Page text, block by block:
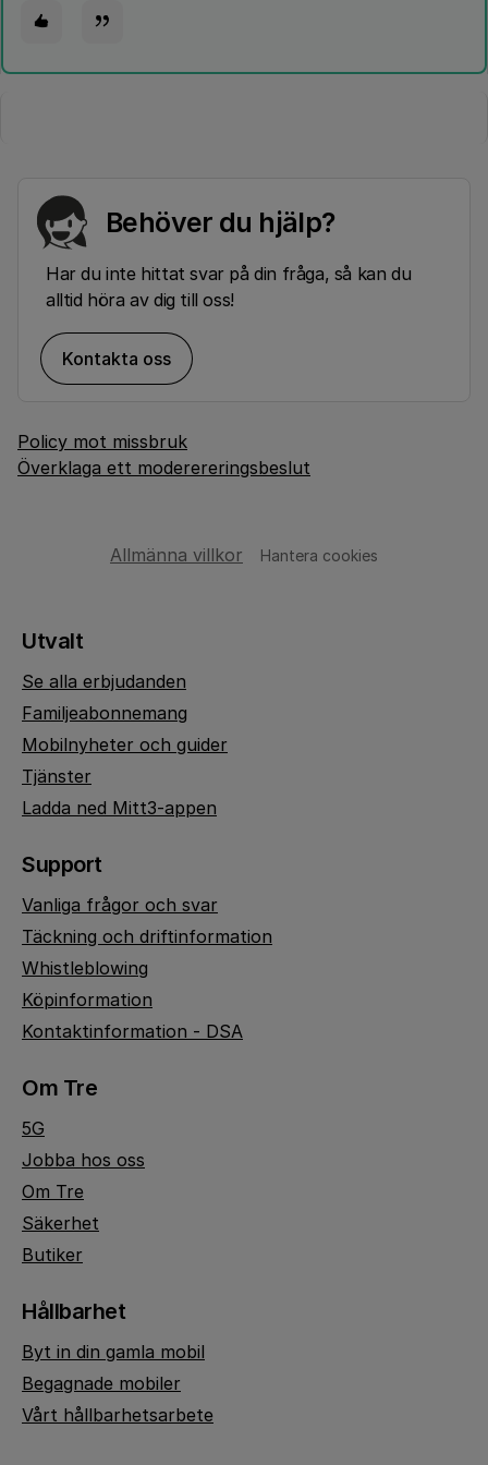
Behöver du hjälp?
Har du inte hittat svar på din fråga, så kan du
alltid höra av dig till oss!
Kontakta oss
Policy mot missbruk
Överklaga ett moderereringsbeslut
Allmänna villkor Hantera cookies
Utvalt
Se alla erbjudanden
Familjeabonnemang
Mobilnyheter och guider
Tjänster
Ladda ned Mitt3-appen
Support
Vanliga frågor och svar
Täckning och driftinformation
Whistleblowing
Köpinformation
Kontaktinformation - DSA
Om Tre
5G
Jobba hos oss
Om Tre
Säkerhet
Butiker
Hållbarhet
Byt in din gamla mobil
Begagnade mobiler
Vårt hållbarhetsarbete